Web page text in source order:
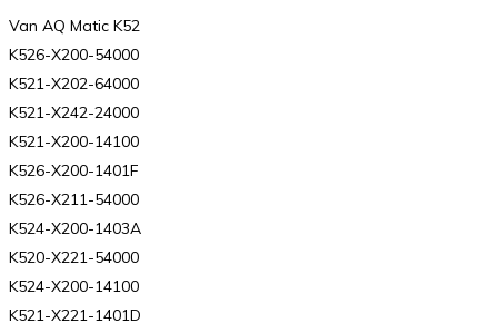
Van AQ Matic K52
K526-X200-54000
K521-X202-64000
K521-X242-24000
K521-X200-14100
K526-X200-1401F
K526-X211-54000
K524-X200-1403A
K520-X221-54000
K524-X200-14100
K521-X221-1401D